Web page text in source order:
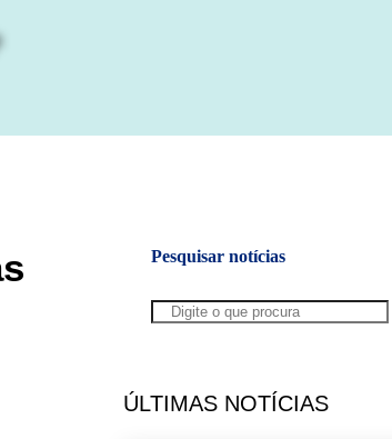
Pesquisar notícias
ÚLTIMAS NOTÍCIAS